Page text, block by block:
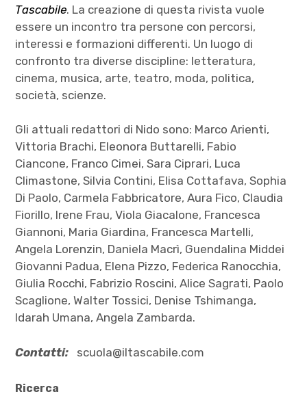
Tascabile. La creazione di questa rivista vuole
essere un incontro tra persone con percorsi,
interessi e formazioni differenti. Un luogo di
confronto tra diverse discipline: letteratura,
cinema, musica, arte, teatro, moda, politica,
società, scienze.
Gli attuali redattori di Nido sono: Marco Arienti,
Vittoria Brachi, Eleonora Buttarelli, Fabio
Ciancone, Franco Cimei, Sara Ciprari, Luca
Climastone, Silvia Contini, Elisa Cottafava, Sophia
Di Paolo, Carmela Fabbricatore, Aura Fico, Claudia
Fiorillo, Irene Frau, Viola Giacalone, Francesca
Giannoni, Maria Giardina, Francesca Martelli,
Angela Lorenzin, Daniela Macrì, Guendalina Middei
Giovanni Padua, Elena Pizzo, Federica Ranocchia,
Giulia Rocchi, Fabrizio Roscini, Alice Sagrati, Paolo
Scaglione, Walter Tossici, Denise Tshimanga,
Idarah Umana, Angela Zambarda.
Contatti: scuola@iltascabile.com
Ricerca